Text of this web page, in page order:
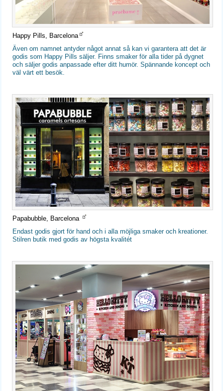
Happy Pills, Barcelona
Även om namnet antyder något annat så kan vi garantera att det är
godis som Happy Pills säljer. Finns smaker för alla tider på dygnet
och säljer godis anpassade efter ditt humör. Spännande koncept och
väl värt ett besök.
Papabubble, Barcelona
Endast godis gjort för hand och i alla möjliga smaker och kreationer.
Stilren butik med godis av högsta kvalitét